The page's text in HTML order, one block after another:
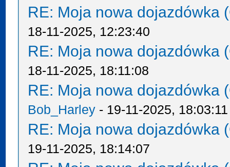
RE: Moja nowa dojazdówka
18-11-2025, 12:23:40
RE: Moja nowa dojazdówka
18-11-2025, 18:11:08
RE: Moja nowa dojazdówka
Bob_Harley - 19-11-2025, 18:03:11
RE: Moja nowa dojazdówka
19-11-2025, 18:14:07